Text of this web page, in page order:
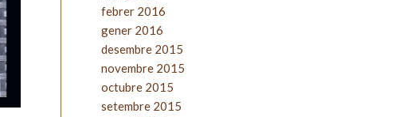
febrer 2016
gener 2016
desembre 2015
novembre 2015
octubre 2015
setembre 2015